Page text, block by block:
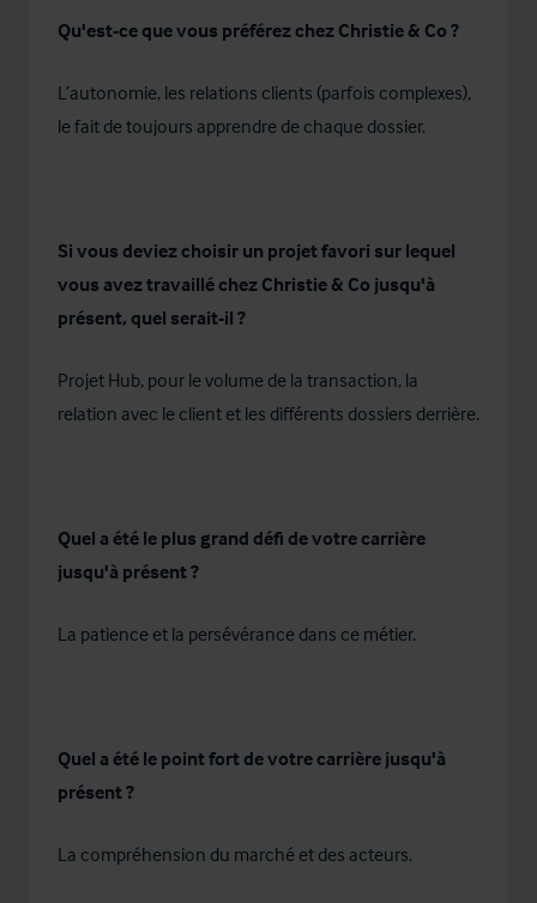
Qu'est-ce que vous préférez chez Christie & Co ?
L’autonomie, les relations clients (parfois complexes),
le fait de toujours apprendre de chaque dossier.
Si vous deviez choisir un projet favori sur lequel
vous avez travaillé chez Christie & Co jusqu'à
présent, quel serait-il ?
Projet Hub, pour le volume de la transaction, la
relation avec le client et les différents dossiers derrière.
Quel a été le plus grand défi de votre carrière
jusqu'à présent ?
La patience et la persévérance dans ce métier.
Quel a été le point fort de votre carrière jusqu'à
présent ?
La compréhension du marché et des acteurs.